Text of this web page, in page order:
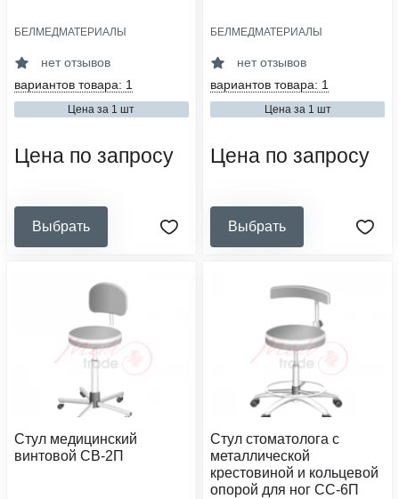
размер сиденья, мм:
ø400
металл хромированный
материал обивки:
БЕЛМЕДМАТЕРИАЛЫ
нет отзывов
вариантов товара: 1
Цена за 1 шт
Цена по запросу
Выбрать
размер сиденья, мм:
ø400
пластик
материал обивки:
БЕЛМЕДМАТЕРИАЛЫ
нет отзывов
вариантов товара: 1
Цена за 1 шт
Цена по запросу
Выбрать
Стул медицинский
винтовой СВ-2П
Стул стоматолога с
металлической
крестовиной и кольцевой
опорой для ног СС-6П